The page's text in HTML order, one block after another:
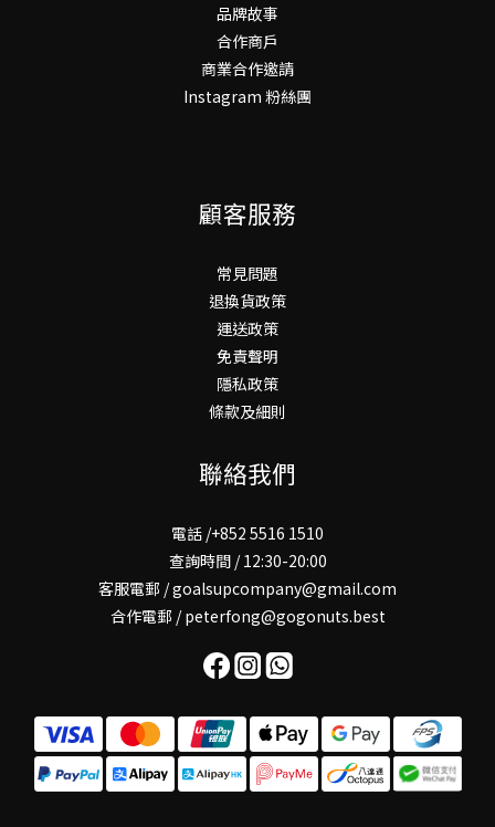
品牌故事
合作商戶
商業合作邀請
Instagram 粉絲團
顧客服務
常見問題
退換貨政策
運送政策
免責聲明
隱私政策
條款及細則
聯絡我們
電話 /+852 5516 1510
查詢時間 / 12:30-20:00
客服電郵 / goalsupcompany@gmail.com
合作電郵 / peterfong@gogonuts.best